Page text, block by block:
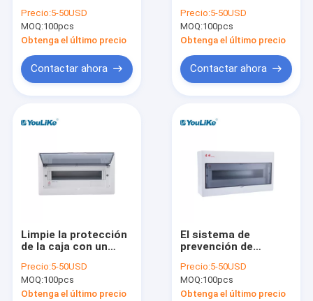
instalación MCB 14
montado
Precio:5-50USD
MOQ:100pcs
Obtenga el último precio
Contactar ahora
telefónica montada
superficial con la
ventana opaca
Precio:5-50USD
MOQ:100pcs
Obtenga el último precio
Contactar ahora
Limpie la protección
de la caja con un
del DB de la manera
del montaje 16 para
la carga del poder
Precio:5-50USD
MOQ:100pcs
Obtenga el último precio
El sistema de
prevención de
en host cubre el
montaje de
superficie de la caja
Precio:5-50USD
MOQ:100pcs
Obtenga el último precio